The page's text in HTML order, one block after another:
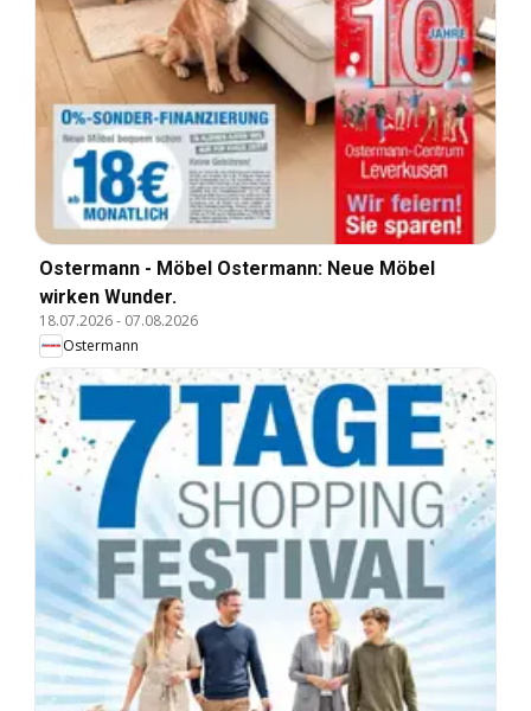
Ostermann - Möbel Ostermann: Neue Möbel
wirken Wunder.
18.07.2026- 07.08.2026
Ostermann